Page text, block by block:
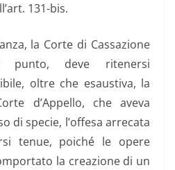
131-bis.
la Corte di Cassazione
punto, deve ritenersi
oltre che esaustiva, la
d’Appello, che aveva
di specie, l’offesa arrecata
tenue, poiché le opere
la creazione di un